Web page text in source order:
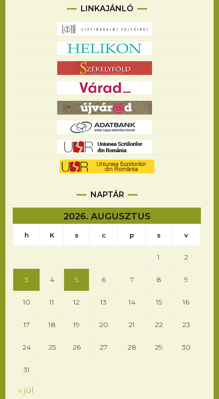
LINKAJÁNLÓ
NAPTÁR
2026. AUGUSZTUS
h K s c p s v
1 2
3 4 5 6 7 8 9
10 11 12 13 14 15 16
17 18 19 20 21 22 23
24 25 26 27 28 29 30
31
« júl